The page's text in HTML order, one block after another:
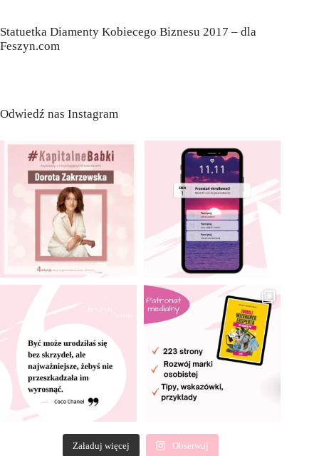
Statuetka Diamenty Kobiecego Biznesu 2017 – dla
Feszyn.com
Odwiedź nas Instagram
Załaduj więcej Obserwuj